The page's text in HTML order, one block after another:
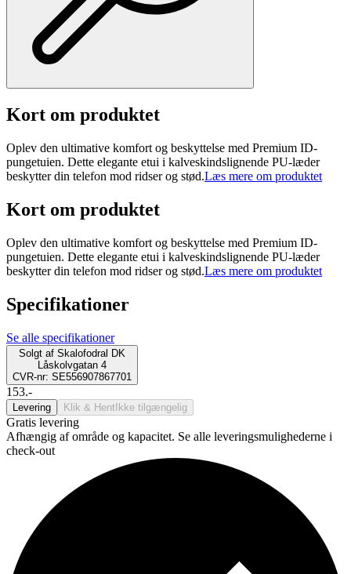
Kort om produktet
Oplev den ultimative komfort og beskyttelse med Premium ID-
pungetuien. Dette elegante etui i kalveskindslignende PU-læder
beskytter din telefon mod ridser og stød.Læs mere om produktet
Kort om produktet
Oplev den ultimative komfort og beskyttelse med Premium ID-
pungetuien. Dette elegante etui i kalveskindslignende PU-læder
beskytter din telefon mod ridser og stød.Læs mere om produktet
Specifikationer
Se alle specifikationer
Solgt af Skalofodral DK
Låskolvgatan 4
CVR-nr: SE556907867701
153.-
Levering Klik & Hent Ikke tilgængelig
Gratis levering
Afhængig af område og kapacitet. Se alle leveringsmulighederne i
check-out